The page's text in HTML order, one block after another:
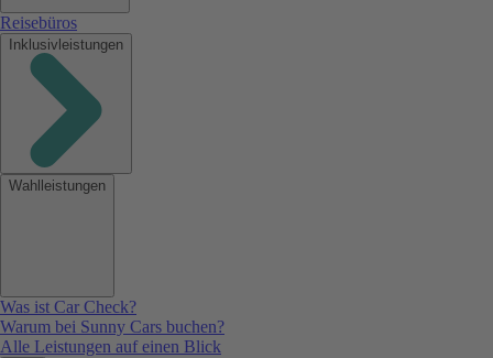
Reisebüros
Inklusivleistungen
Wahlleistungen
Was ist Car Check?
Warum bei Sunny Cars buchen?
Alle Leistungen auf einen Blick